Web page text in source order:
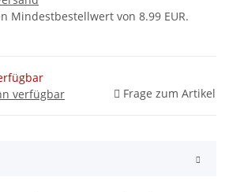
Mindestbestellwert von 8.99 EUR.
verfügbar
Frage zum Artikel